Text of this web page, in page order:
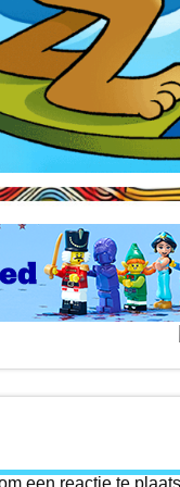
een reactie te